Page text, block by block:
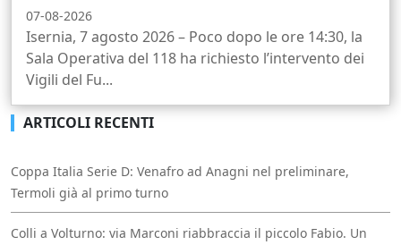
07-08-2026
Isernia, 7 agosto 2026 – Poco dopo le ore 14:30, la
Sala Operativa del 118 ha richiesto l’intervento dei
Vigili del Fu...
ARTICOLI RECENTI
Coppa Italia Serie D: Venafro ad Anagni nel preliminare,
Termoli già al primo turno
Colli a Volturno: via Marconi riabbraccia il piccolo Fabio. Un